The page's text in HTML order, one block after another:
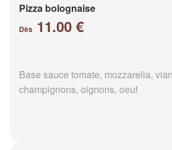
Pizza bolognaise
Dès 11.00 €
Base sauce tomate, mozzarella,
champignons, oignons, oeuf